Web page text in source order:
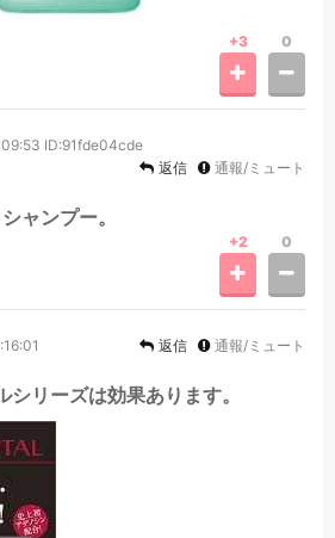
+3 0
ID:91fde04cde
返信
通報/ミュート
ャンプー。
+2 0
返信 通報/ミュート
シリーズは効果あります。